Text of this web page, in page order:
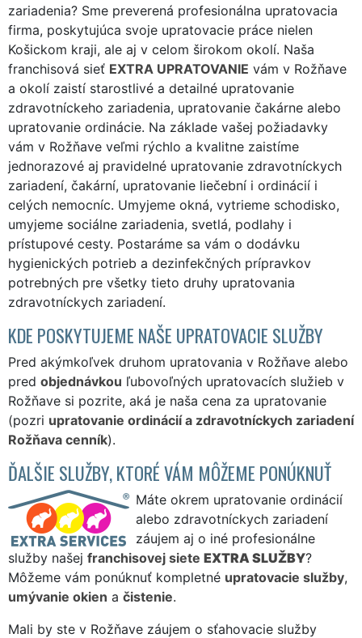
zariadenia? Sme preverená profesionálna upratovacia
firma, poskytujúca svoje upratovacie práce nielen
Košickom kraji, ale aj v celom širokom okolí. Naša
franchisová sieť EXTRA UPRATOVANIE vám v Rožňave
a okolí zaistí starostlivé a detailné upratovanie
zdravotníckeho zariadenia, upratovanie čakárne alebo
upratovanie ordinácie. Na základe vašej požiadavky
vám v Rožňave veľmi rýchlo a kvalitne zaistíme
jednorazové aj pravidelné upratovanie zdravotníckych
zariadení, čakární, upratovanie liečební i ordinácií i
celých nemocníc. Umyjeme okná, vytrieme schodisko,
umyjeme sociálne zariadenia, svetlá, podlahy i
prístupové cesty. Postaráme sa vám o dodávku
hygienických potrieb a dezinfekčných prípravkov
potrebných pre všetky tieto druhy upratovania
zdravotníckych zariadení.
KDE POSKYTUJEME NAŠE UPRATOVACIE SLUŽBY
Pred akýmkoľvek druhom upratovania v Rožňave alebo
pred objednávkou ľubovoľných upratovacích služieb v
Rožňave si pozrite, aká je naša cena za upratovanie
(pozri upratovanie ordinácií a zdravotníckych zariadení
Rožňava cenník).
ĎALŠIE SLUŽBY, KTORÉ VÁM MÔŽEME PONÚKNUŤ
Máte okrem upratovanie ordinácií
alebo zdravotníckych zariadení
záujem aj o iné profesionálne
služby našej franchisovej siete EXTRA SLUŽBY?
Môžeme vám ponúknuť kompletné upratovacie služby,
umývanie okien a čistenie.
Mali by ste v Rožňave záujem o sťahovacie služby